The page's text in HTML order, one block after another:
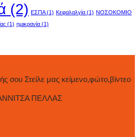
(2) ΕΣΠΑ(1) Κεφαλαλγία (1) ΝΟΣΟΚΟΜΙΟ
(1) ημικρανία (1)
σου Στείλε μας κείμενο,φώτο,βίντεο
ΠΕΛΛΑΣ